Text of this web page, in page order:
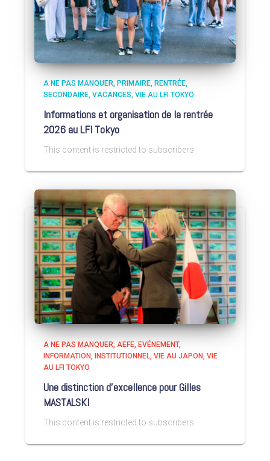
A NE PAS MANQUER PRIMAIRE RENTRÉE
SECONDAIRE VACANCES VIE AU LFI TOKYO
Informations et organisation de la rentrée
2026 au LFI Tokyo
This content is restricted to subscribers
A NE PAS MANQUER AEFE EVÉNEMENT
INFORMATION
INSTITUTIONNEL VIE AU JAPON VIE
AU LFI TOKYO
Une distinction d’excellence pour Gilles
MASTALSKI
This content is restricted to subscribers